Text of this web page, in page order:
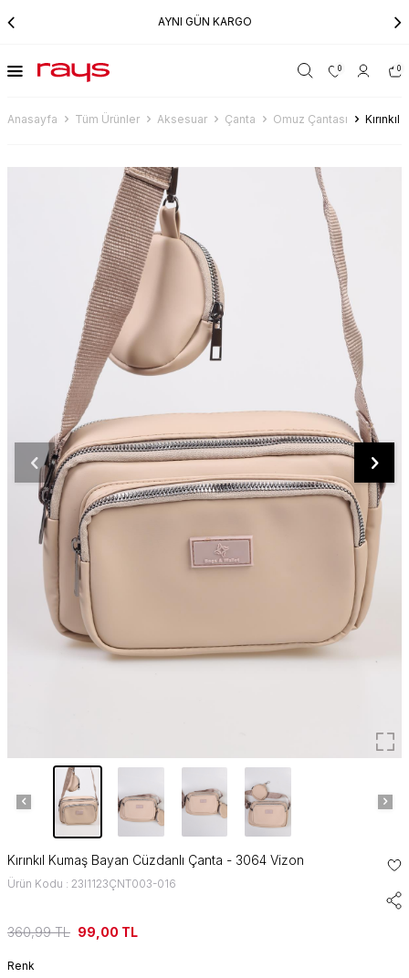
AYNI GÜN KARGO
0 0
Anasayfa Tüm Ürünler Aksesuar Çanta Omuz Çantası
Kırınkıl Kumaş Bayan Cüzdanlı Çanta - 3064 Vizon
Ürün Kodu : 23I1123ÇNT003-016
360,99TL 99,00 TL
Renk